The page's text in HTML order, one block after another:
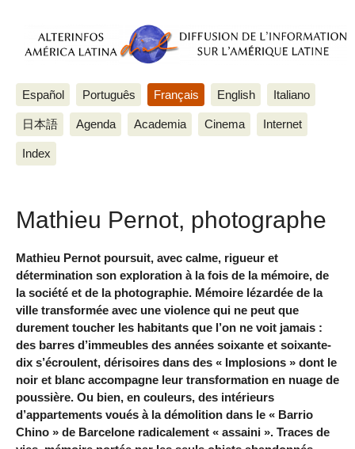
Español Português Français English Italiano
日本語 Agenda Academia Cinema Internet
Index
Mathieu Pernot, photographe
Mathieu Pernot poursuit, avec calme, rigueur et
détermination son exploration à la fois de la mémoire, de
la société et de la photographie. Mémoire lézardée de la
ville transformée avec une violence qui ne peut que
durement toucher les habitants que l’on ne voit jamais :
des barres d’immeubles des années soixante et soixante-
dix s’écroulent, dérisoires dans des « Implosions » dont le
noir et blanc accompagne leur transformation en nuage de
poussière. Ou bien, en couleurs, des intérieurs
d’appartements voués à la démolition dans le « Barrio
Chino » de Barcelone radicalement « assaini ». Traces de